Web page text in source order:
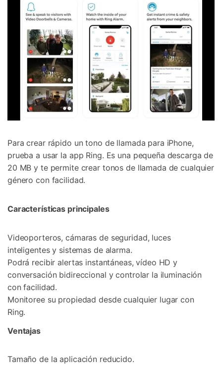
Para crear rápido un tono de llamada para iPhone,
prueba a usar la app Ring. Es una pequeña descarga de
20 MB y te permite crear tonos de llamada de cualquier
género con facilidad.
Características principales
Videoporteros, cámaras de seguridad, luces
inteligentes y sistemas de alarma.
Podrá recibir alertas instantáneas, vídeo HD y
conversación bidireccional y controlar la iluminación
con facilidad.
Monitoree su propiedad desde cualquier lugar con
Ring.
Ventajas
Tamaño de la aplicación reducido.